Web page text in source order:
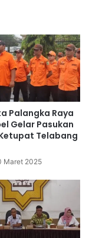
Palangka Raya
Gelar Pasukan
Telabang
Maret 2025